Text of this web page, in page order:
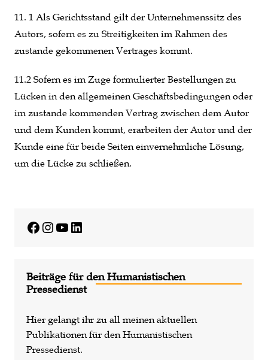
11. 1 Als Gerichtsstand gilt der Unternehmenssitz des
Autors, sofern es zu Streitigkeiten im Rahmen des
zustande gekommenen Vertrages kommt.
11.2 Sofern es im Zuge formulierter Bestellungen zu
Lücken in den allgemeinen Geschäftsbedingungen oder
im zustande kommenden Vertrag zwischen dem Autor
und dem Kunden kommt, erarbeiten der Autor und der
Kunde eine für beide Seiten einvernehmliche Lösung,
um die Lücke zu schließen.
Facebook
Instagram
YouTube
LinkedIn
Beiträge für den Humanistischen
Pressedienst
Hier gelangt ihr zu all meinen aktuellen
Publikationen für den Humanistischen
Pressedienst.